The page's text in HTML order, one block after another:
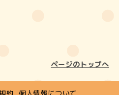
ページのトップへ
約 個人情報について